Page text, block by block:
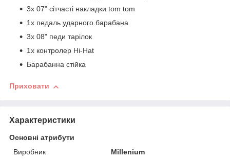
3x 07" сітчасті накладки tom tom
1x педаль ударного барабана
3x 08" педи тарілок
1x контролер Hi-Hat
Барабанна стійка
Приховати
Характеристики
Основні атрибути
Виробник
Millenium